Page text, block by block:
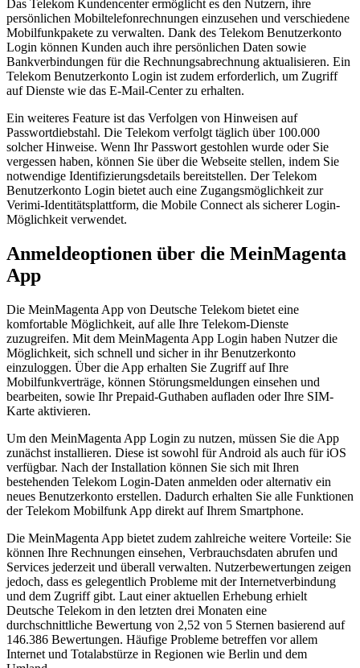
Das Telekom Kundencenter ermöglicht es den Nutzern, ihre
persönlichen Mobiltelefonrechnungen einzusehen und verschiedene
Mobilfunkpakete zu verwalten. Dank des Telekom Benutzerkonto
Login können Kunden auch ihre persönlichen Daten sowie
Bankverbindungen für die Rechnungsabrechnung aktualisieren. Ein
Telekom Benutzerkonto Login ist zudem erforderlich, um Zugriff
auf Dienste wie das E-Mail-Center zu erhalten.
Ein weiteres Feature ist das Verfolgen von Hinweisen auf
Passwortdiebstahl. Die Telekom verfolgt täglich über 100.000
solcher Hinweise. Wenn Ihr Passwort gestohlen wurde oder Sie
vergessen haben, können Sie über die Webseite stellen, indem Sie
notwendige Identifizierungsdetails bereitstellen. Der Telekom
Benutzerkonto Login bietet auch eine Zugangsmöglichkeit zur
Verimi-Identitätsplattform, die Mobile Connect als sicherer Login-
Möglichkeit verwendet.
Anmeldeoptionen über die MeinMagenta
App
Die MeinMagenta App von Deutsche Telekom bietet eine
komfortable Möglichkeit, auf alle Ihre Telekom-Dienste
zuzugreifen. Mit dem MeinMagenta App Login haben Nutzer die
Möglichkeit, sich schnell und sicher in ihr Benutzerkonto
einzuloggen. Über die App erhalten Sie Zugriff auf Ihre
Mobilfunkverträge, können Störungsmeldungen einsehen und
bearbeiten, sowie Ihr Prepaid-Guthaben aufladen oder Ihre SIM-
Karte aktivieren.
Um den MeinMagenta App Login zu nutzen, müssen Sie die App
zunächst installieren. Diese ist sowohl für Android als auch für iOS
verfügbar. Nach der Installation können Sie sich mit Ihren
bestehenden Telekom Login-Daten anmelden oder alternativ ein
neues Benutzerkonto erstellen. Dadurch erhalten Sie alle Funktionen
der Telekom Mobilfunk App direkt auf Ihrem Smartphone.
Die MeinMagenta App bietet zudem zahlreiche weitere Vorteile: Sie
können Ihre Rechnungen einsehen, Verbrauchsdaten abrufen und
Services jederzeit und überall verwalten. Nutzerbewertungen zeigen
jedoch, dass es gelegentlich Probleme mit der Internetverbindung
und dem Zugriff gibt. Laut einer aktuellen Erhebung erhielt
Deutsche Telekom in den letzten drei Monaten eine
durchschnittliche Bewertung von 2,52 von 5 Sternen basierend auf
146.386 Bewertungen. Häufige Probleme betreffen vor allem
Internet und Totalabstürze in Regionen wie Berlin und dem